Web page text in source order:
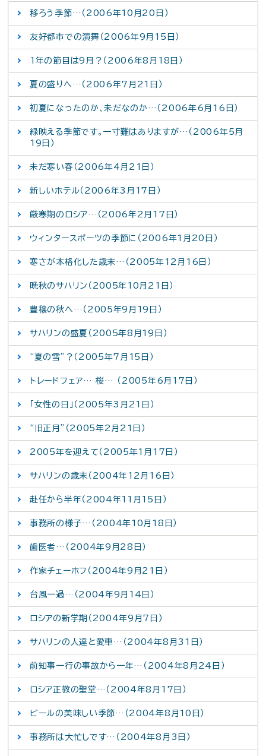
移ろう季節…（2006年10月20日）
友好都市での演舞（2006年9月15日）
1年の節目は9月？（2006年8月18日）
夏の盛りへ…（2006年7月21日）
初夏になったのか、未だなのか…（2006年6月16日）
緑映える季節です。一寸難はありますが…（2006年5月
19日）
未だ寒い春（2006年4月21日）
新しいホテル（2006年3月17日）
厳寒期のロシア…（2006年2月17日）
ウィンタースポーツの季節に（2006年1月20日）
寒さが本格化した歳末…（2005年12月16日）
晩秋のサハリン（2005年10月21日）
豊穣の秋へ…（2005年9月19日）
サハリンの盛夏（2005年8月19日）
“夏の雪”？（2005年7月15日）
トレードフェア… 桜… （2005年6月17日）
「女性の日」（2005年3月21日）
“旧正月”（2005年2月21日）
2005年を迎えて（2005年1月17日）
サハリンの歳末（2004年12月16日）
赴任から半年（2004年11月15日）
事務所の様子…（2004年10月18日）
歯医者…（2004年9月28日）
作家チェーホフ（2004年9月21日）
台風一過…（2004年9月14日）
ロシアの新学期（2004年9月7日）
サハリンの人達と愛車…（2004年8月31日）
前知事一行の事故から一年…（2004年8月24日）
ロシア正教の聖堂…（2004年8月17日）
ビールの美味しい季節…（2004年8月10日）
事務所は大忙しです…（2004年8月3日）